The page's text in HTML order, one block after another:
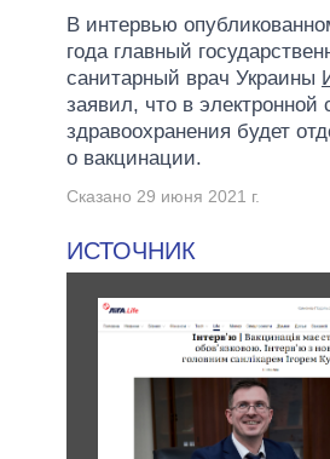
В интервью
года главный
санитарный врач Украины
заявил, что в электронной
здравоохранения будет
о вакцинации.
Сказано 29 июня 2021 г.
ИСТОЧНИК